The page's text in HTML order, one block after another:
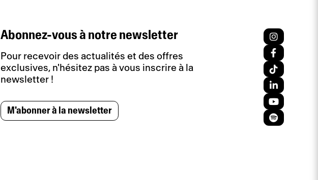
Abonnez-vous à notre newsletter
Pour recevoir des actualités et des offres
exclusives, n'hésitez pas à vous inscrire à la
newsletter !
M'abonner à la newsletter